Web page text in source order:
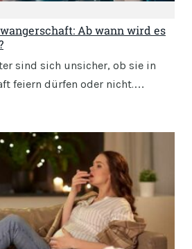
Ab wann wird es
sind sich unsicher, ob sie in
feiern dürfen oder nicht.…